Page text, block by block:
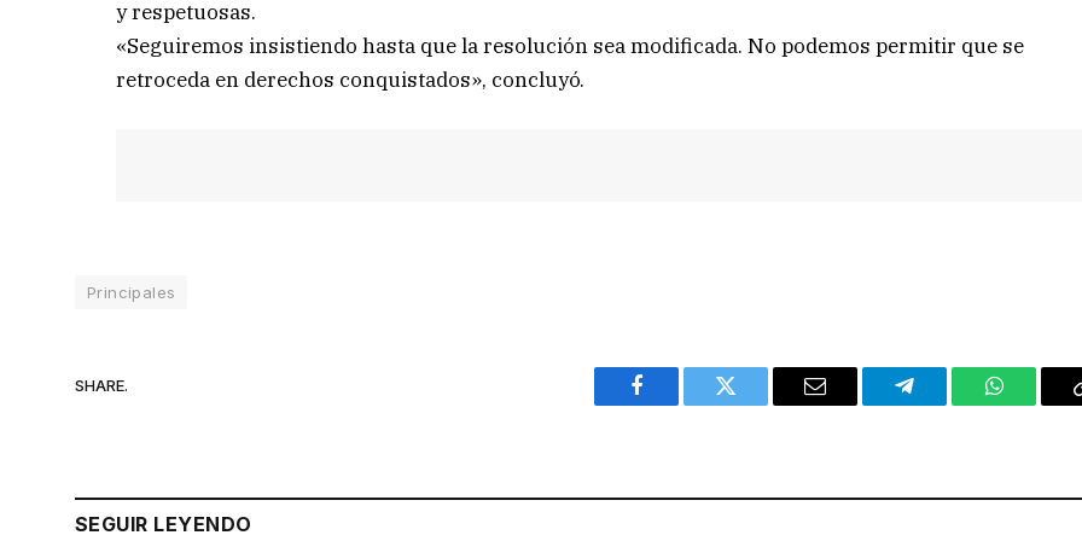
y respetuosas.
«Seguiremos insistiendo hasta que la resolución sea modificada. No podemos permitir que se
retroceda en derechos conquistados», concluyó.
Principales
SHARE.
Facebook Twitter Email Telegram
SEGUIR LEYENDO